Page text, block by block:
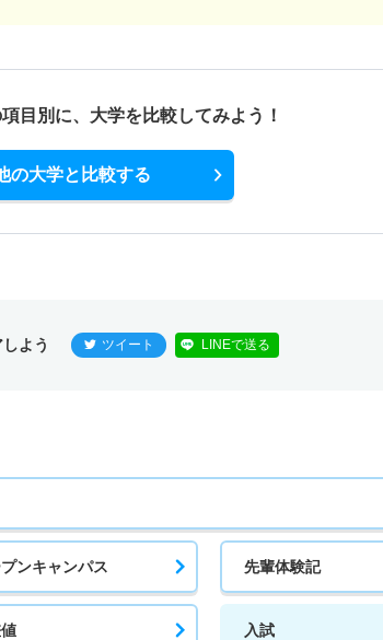
目別に、 大学を比較してみよう！
の大学と比較する
よう ツイート LINEで送る
ンキャンパス 先輩体験記
入試